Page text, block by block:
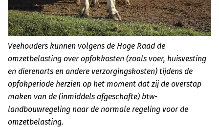
Veehouders kunnen volgens de Hoge Raad de
omzetbelasting over opfokkosten (zoals voer, huisvesting
en dierenarts en andere verzorgingskosten) tijdens de
opfokperiode herzien op het moment dat zij de overstap
maken van de (inmiddels afgeschafte) btw-
landbouwregeling naar de normale regeling voor de
omzetbelasting.